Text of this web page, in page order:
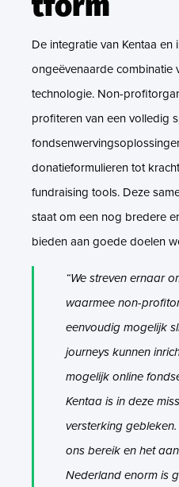
De integratie van Kentaa en
ongeëvenaarde combinatie
technologie. Non-
profiteren van een volledig
donatieformulieren tot
fundraising tools. Deze
staat om een nog bredere
bieden aan goede doelen
“We streven ernaar
waarmee non-
eenvoudig mogelijk
journeys kunnen
mogelijk online
Kentaa is in deze
versterking
ons bereik en het
Nederland enorm is